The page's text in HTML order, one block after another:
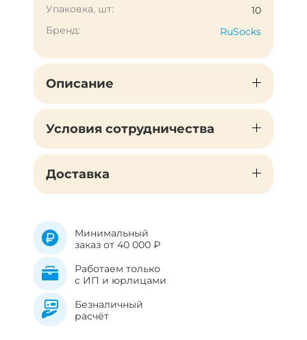
Упаковка, шт:
10
Бренд:
RuSocks
Описание
Условия сотрудничества
Доставка
Минимальный
заказ от 40 000 ₽
Работаем только
с ИП и юрлицами
Безналичный
расчёт